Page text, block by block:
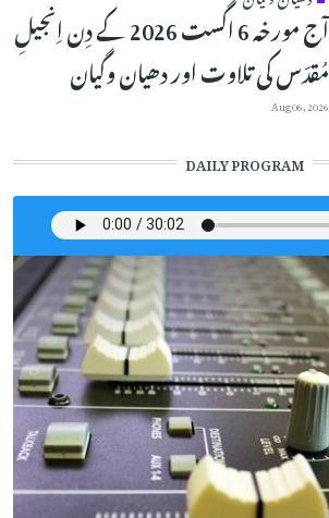
آج مورخہ 6 اگست 2026 کے دِن اِنجیلِ
مُقدّس کی تلاوت اور دھیان وگیان
Aug 06, 2026
DAILY PROGRAM